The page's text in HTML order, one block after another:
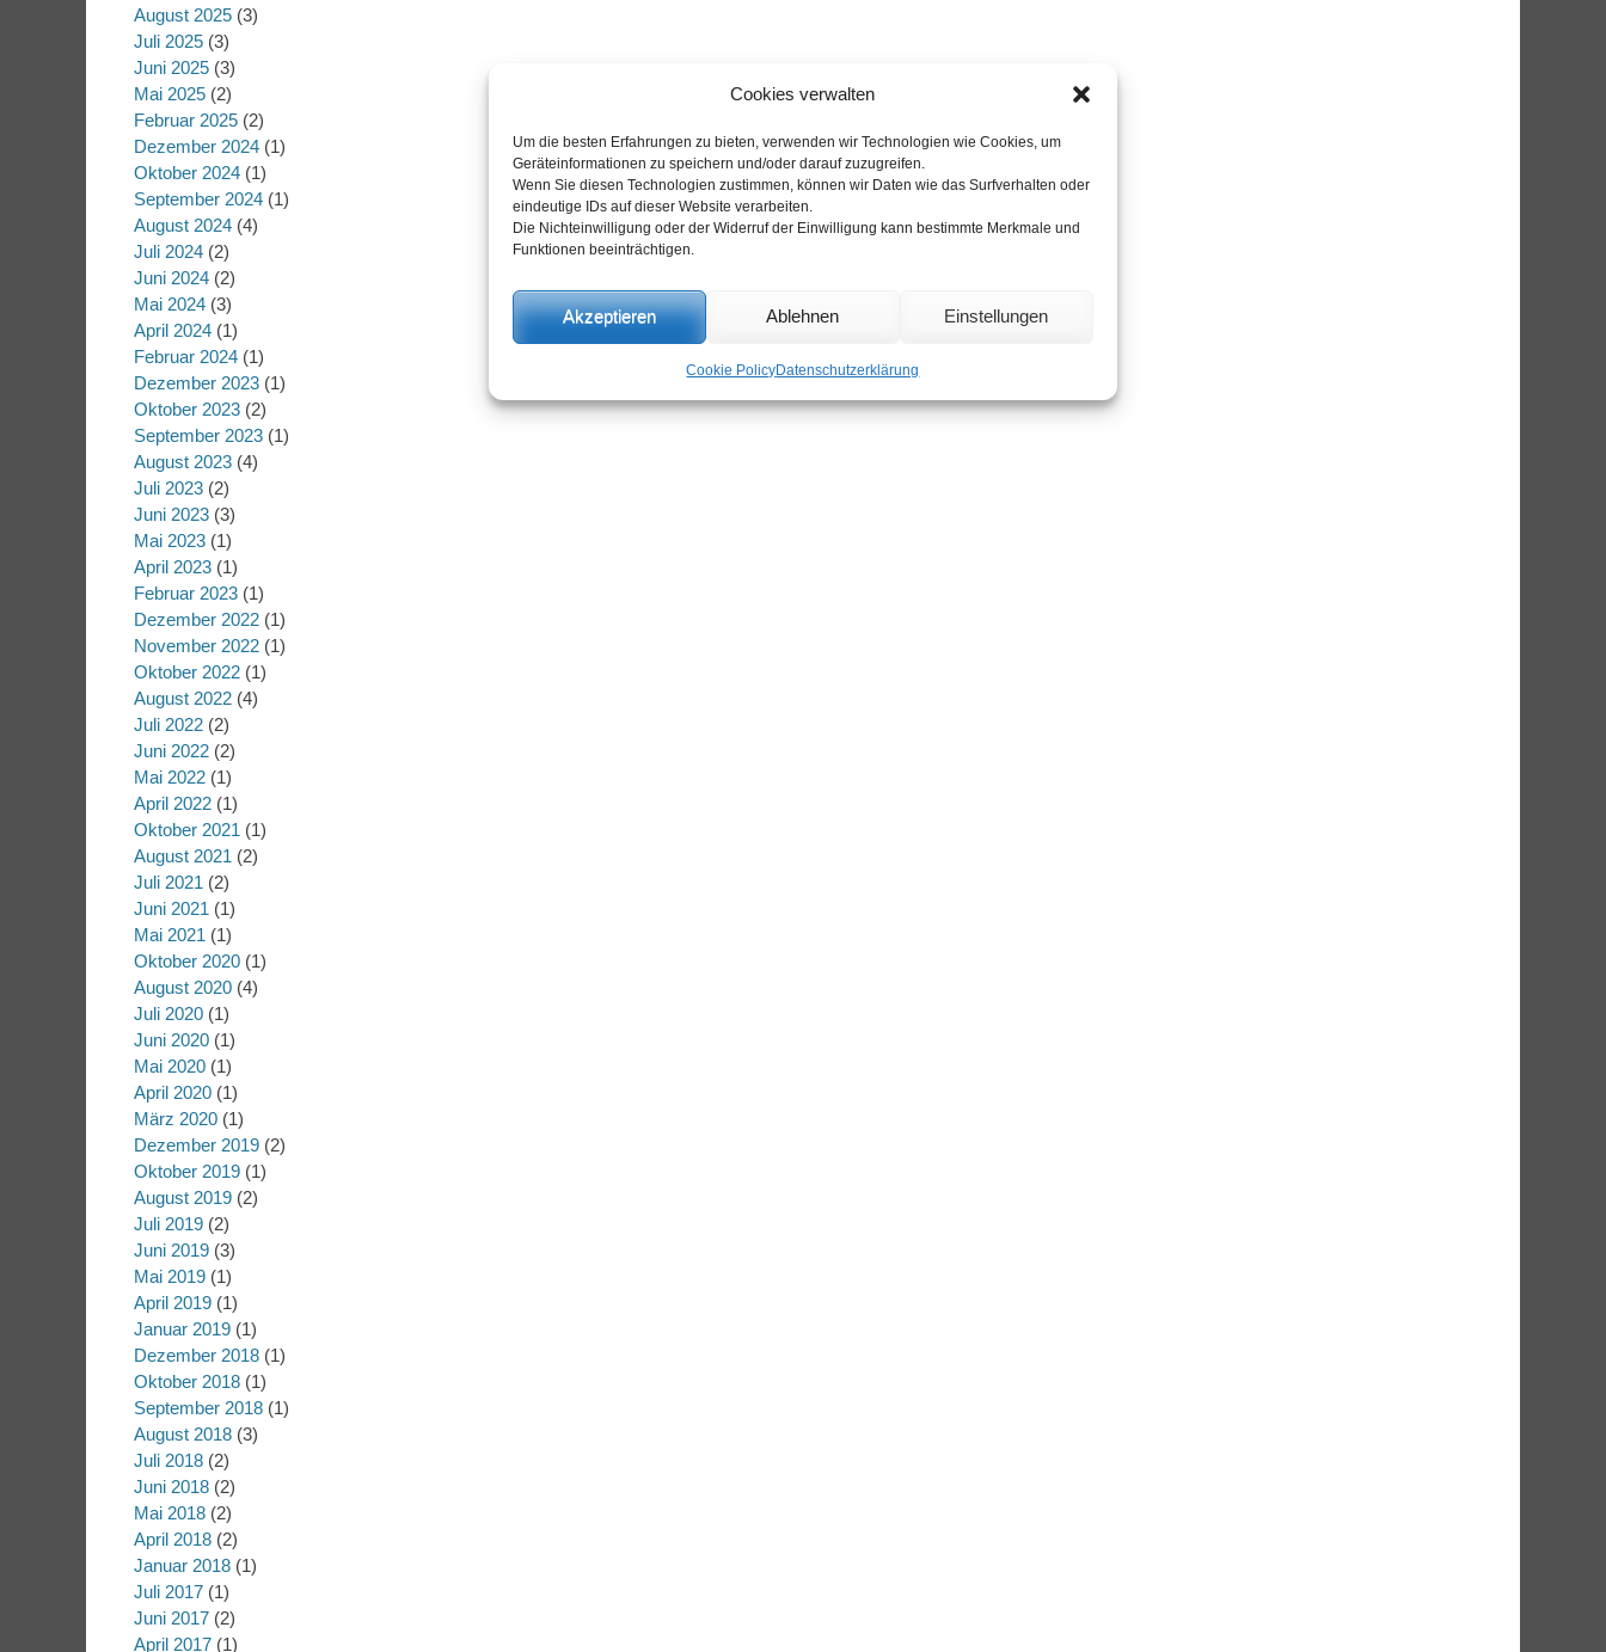
Cookies verwalten
Um die besten Erfahrungen zu bieten, verwenden wir Technologien wie Cookies, um
Geräteinformationen zu speichern und/oder darauf zuzugreifen.
Wenn Sie diesen Technologien zustimmen, können wir Daten wie das Surfverhalten oder
eindeutige IDs auf dieser Website verarbeiten.
Die Nichteinwilligung oder der Widerruf der Einwilligung kann bestimmte Merkmale und
Funktionen beeinträchtigen.
Akzeptieren Ablehnen Einstellungen
Cookie PolicyDatenschutzerklärung
August 2025 (3)
Juli 2025 (3)
Juni 2025 (3)
Mai 2025 (2)
Februar 2025 (2)
Dezember 2024 (1)
Oktober 2024 (1)
September 2024 (1)
August 2024 (4)
Juli 2024 (2)
Juni 2024 (2)
Mai 2024 (3)
April 2024 (1)
Februar 2024 (1)
Dezember 2023 (1)
Oktober 2023 (2)
September 2023 (1)
August 2023 (4)
Juli 2023 (2)
Juni 2023 (3)
Mai 2023 (1)
April 2023 (1)
Februar 2023 (1)
Dezember 2022 (1)
November 2022 (1)
Oktober 2022 (1)
August 2022 (4)
Juli 2022 (2)
Juni 2022 (2)
Mai 2022 (1)
April 2022 (1)
Oktober 2021 (1)
August 2021 (2)
Juli 2021 (2)
Juni 2021 (1)
Mai 2021 (1)
Oktober 2020 (1)
August 2020 (4)
Juli 2020 (1)
Juni 2020 (1)
Mai 2020 (1)
April 2020 (1)
März 2020 (1)
Dezember 2019 (2)
Oktober 2019 (1)
August 2019 (2)
Juli 2019 (2)
Juni 2019 (3)
Mai 2019 (1)
April 2019 (1)
Januar 2019 (1)
Dezember 2018 (1)
Oktober 2018 (1)
September 2018 (1)
August 2018 (3)
Juli 2018 (2)
Juni 2018 (2)
Mai 2018 (2)
April 2018 (2)
Januar 2018 (1)
Juli 2017 (1)
Juni 2017 (2)
April 2017 (1)